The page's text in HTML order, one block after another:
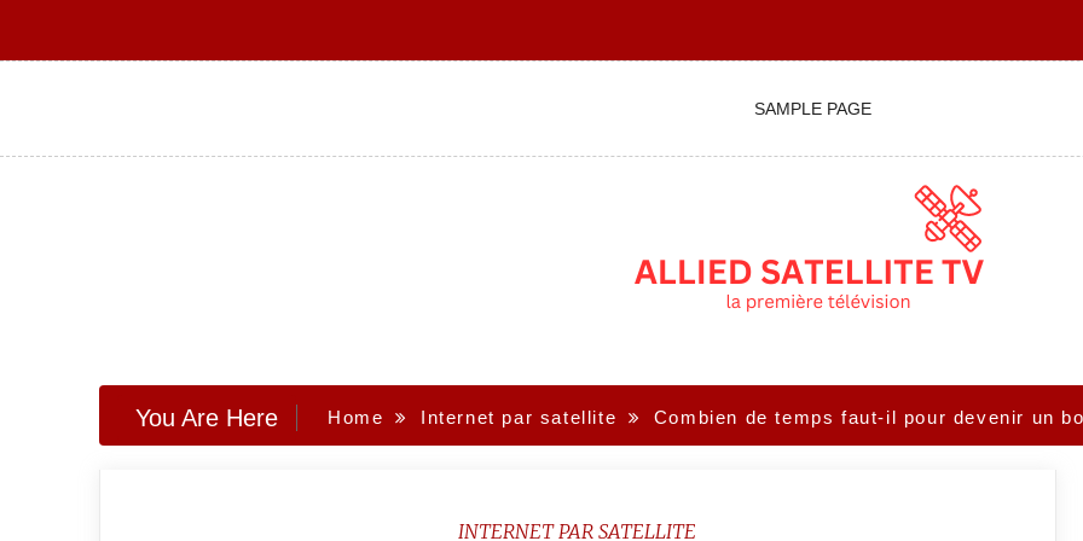
to
SAMPLE PAGE
You Are Here Home Internet par satellite Combien de temps faut-il pour devenir un
INTERNET PAR SATELLITE